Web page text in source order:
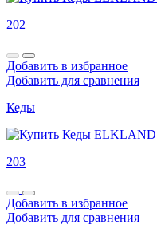
202
Добавить в избранное
Добавить для сравнения
Кеды
203
Добавить в избранное
Добавить для сравнения